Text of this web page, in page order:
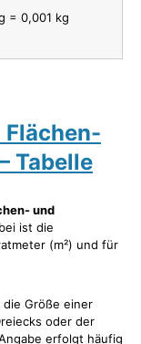
= 0,001 kg
Tabelle
und
ist die
(m²) und für
Größe einer
oder der
erfolgt häufig